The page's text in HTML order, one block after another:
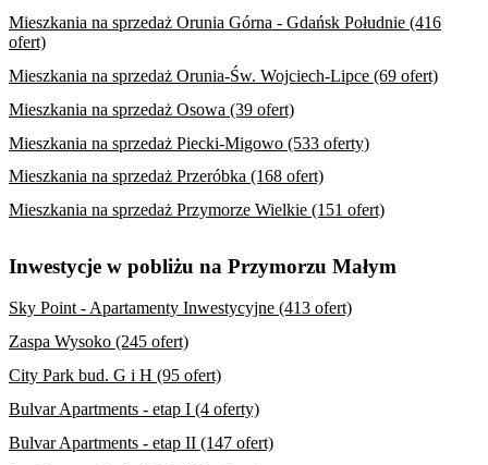
Mieszkania na sprzedaż Orunia Górna - Gdańsk Południe (416
ofert)
Mieszkania na sprzedaż Orunia-Św. Wojciech-Lipce (69 ofert)
Mieszkania na sprzedaż Osowa (39 ofert)
Mieszkania na sprzedaż Piecki-Migowo (533 oferty)
Mieszkania na sprzedaż Przeróbka (168 ofert)
Mieszkania na sprzedaż Przymorze Wielkie (151 ofert)
Inwestycje w pobliżu na Przymorzu Małym
Sky Point - Apartamenty Inwestycyjne (413 ofert)
Zaspa Wysoko (245 ofert)
City Park bud. G i H (95 ofert)
Bulvar Apartments - etap I (4 oferty)
Bulvar Apartments - etap II (147 ofert)